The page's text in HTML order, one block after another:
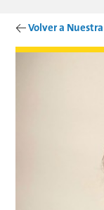
Ingresar
←Volver a